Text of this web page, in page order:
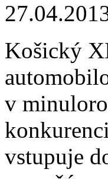
Košický
v
vstupuje